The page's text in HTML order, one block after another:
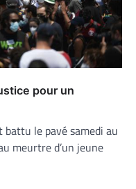
pour un
le pavé samedi au
meurtre d’un jeune